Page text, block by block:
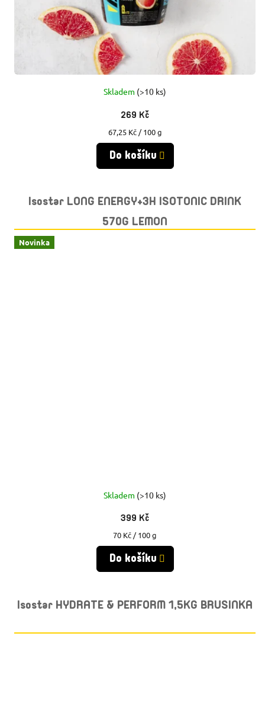
Skladem (>10 ks)
269 Kč
Měrná
cena:
67,25 Kč / 100 g
Do košíku
Isostar LONG ENERGY+3H ISOTONIC DRINK
570G LEMON
Novinka
Skladem (>10 ks)
399 Kč
Měrná
cena:
70 Kč / 100 g
Do košíku
Isostar HYDRATE & PERFORM 1,5KG BRUSINKA